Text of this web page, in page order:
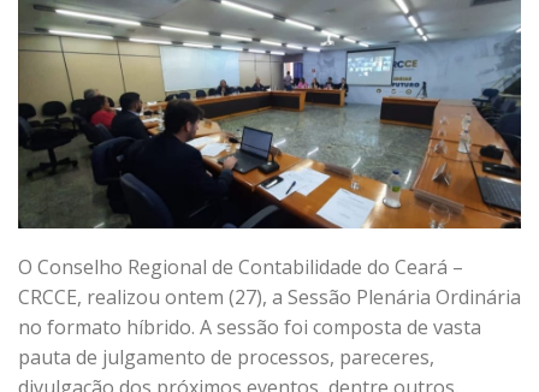
O Conselho Regional de Contabilidade do Ceará –
CRCCE, realizou ontem (27), a Sessão Plenária Ordinária
no formato híbrido. A sessão foi composta de vasta
pauta de julgamento de processos, pareceres,